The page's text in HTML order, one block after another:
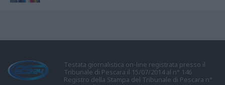
Testata giornalistica on-line registrata presso il
Tribunale di Pescara il 15/07/2014 al n° 146
Registro della Stampa del Tribunale di Pescara n°